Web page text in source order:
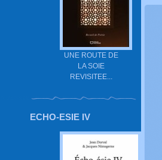
UNE ROUTE DE
LA SOIE
REVISITEE...
ECHO-ESIE IV